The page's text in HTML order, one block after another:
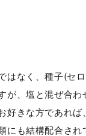
はなく、種子(セ
が、塩と混ぜ合
好きな方であれ
にも結構配合さ